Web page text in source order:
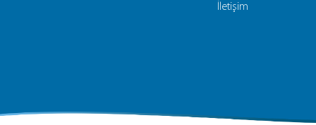
İletişim